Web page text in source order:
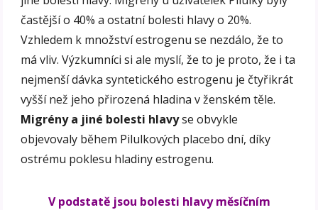
častější o 40% a ostatní bolesti hlavy o 20%.
Vzhledem k množství estrogenu se nezdálo, že to
má vliv. Výzkumníci si ale myslí, že to je proto, že i ta
nejmenší dávka syntetického estrogenu je čtyřikrát
vyšší než jeho přirozená hladina v ženském těle.
Migrény a jiné bolesti hlavyse obvykle
objevovaly během Pilulkových placebo dní, díky
ostrému poklesu hladiny estrogenu.
V podstatě jsou bolesti hlavy měsíčním